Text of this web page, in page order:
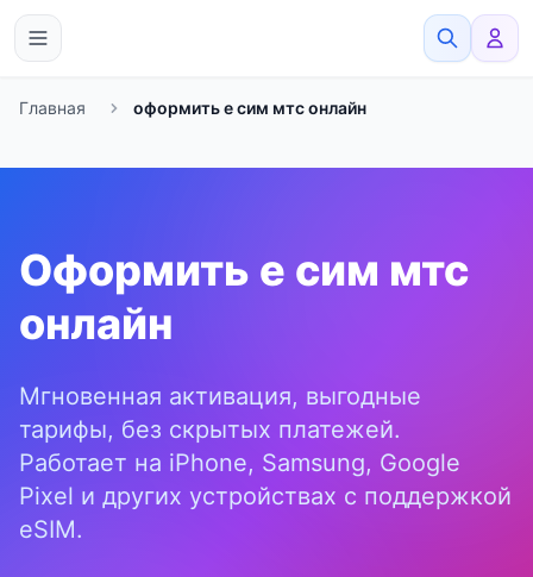
Главная оформить е сим мтс онлайн
Оформить е сим мтс
онлайн
Мгновенная активация, выгодные
тарифы, без скрытых платежей.
Работает на iPhone, Samsung, Google
Pixel и других устройствах с поддержкой
eSIM.